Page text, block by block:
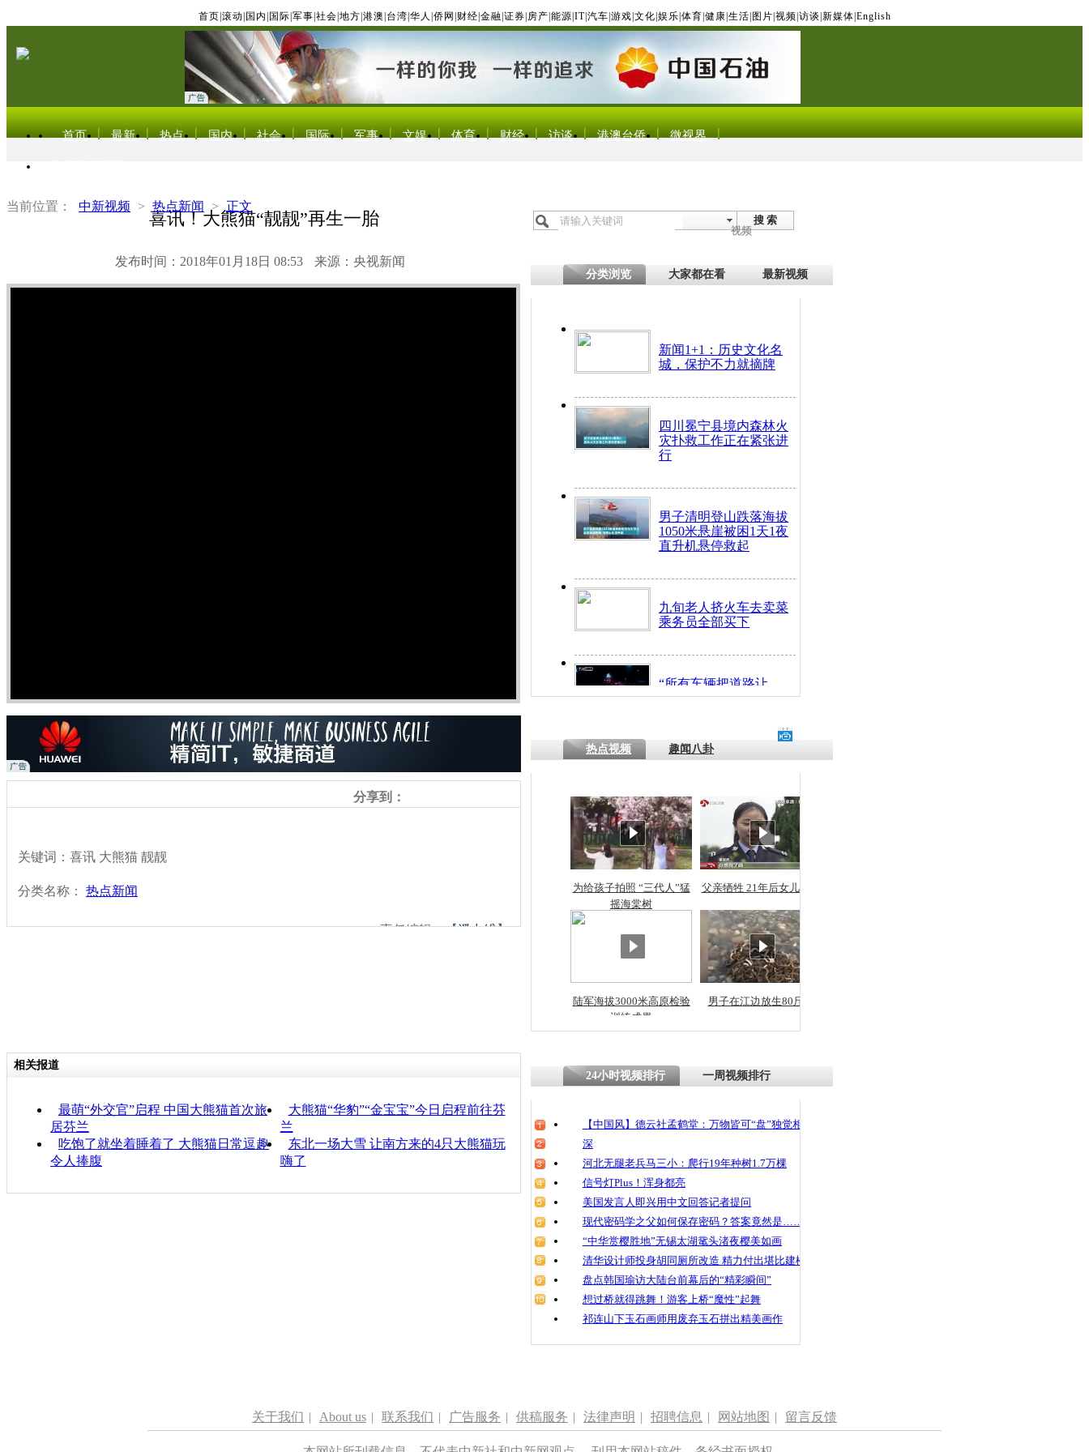
首页 滚动 国内 国际 军事 社会 地方 港澳 台湾 华人 侨网 财经 金融 证券 房产 能源 IT| 汽车 游戏 文化 娱乐 体育 健康 生活 图片 视频 访谈 新媒体 English
首页 最新 热点 国内 社会 国际 军事 文娱 体育 财经 访谈 港澳台侨 微视界
当前位置： 中新视频 > 热点新闻 > 正文
喜讯！大熊猫“靓靓”再生一胎
发布时间：2018年01月18日 08:53 来源：央视新闻
搜 索
视频
分类浏览 大家都在看 最新视频
新闻1+1：历史文化名
城，保护不力就摘牌
四川冕宁县境内森林火
灾扑救工作正在紧张进
行
男子清明登山跌落海拔
1050米悬崖被困1天1夜
直升机悬停救起
九旬老人挤火车去卖菜
乘务员全部买下
“所有车辆把道路让
开！”儿童突发疾病交
探访传承四千年传统习
俗：近万民众为娥皇女
英省亲送行
小伙骑车逆行被查情绪
崩溃 网上回答崩溃原
四川兴文苗乡上万人欢
魂
喜讯！大熊猫“靓靓”再
生一胎
分享到：
关键词：喜讯 大熊猫 靓靓
分类名称： 热点新闻
责任编辑：【潘力维】
热点视频 趣闻八卦
为给孩子拍照 “三代人”猛
摇海棠树
父亲牺牲 21年后女儿从警
陆军海拔3000米高原检验
训练成果
男子在江边放生80斤蛇
相关报道
最萌“外交官”启程 中国大熊猫首次旅
居芬兰
大熊猫“华豹”“金宝宝”今日启程前往芬
兰
吃饱了就坐着睡着了 大熊猫日常逗趣
令人捧腹
东北一场大雪 让南方来的4只大熊猫玩
嗨了
24小时视频排行 一周视频排行
【中国风】德云社孟鹤堂：万物皆可“盘”独觉相声
深
河北无腿老兵马三小：爬行19年种树1.7万棵
信号灯Plus！浑身都亮
美国发言人即兴用中文回答记者提问
现代密码学之父如何保存密码？答案竟然是……
“中华赏樱胜地”无锡太湖鼋头渚夜樱美如画
清华设计师投身胡同厕所改造 精力付出堪比建楼
盘点韩国瑜访大陆台前幕后的“精彩瞬间”
想过桥就得跳舞！游客上桥“魔性”起舞
祁连山下玉石画师用废弃玉石拼出精美画作
关于我们 | About us | 联系我们 | 广告服务 | 供稿服务 | 法律声明 | 招聘信息 | 网站地图 | 留言反馈